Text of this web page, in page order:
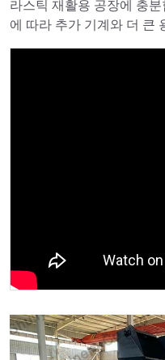
라스틱 재활용 공장에 충
에 따라 추가 기계와 더 큰